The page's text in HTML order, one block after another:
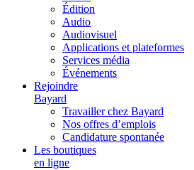
Édition
Audio
Audiovisuel
Applications et plateformes
Services média
Événements
Rejoindre
Bayard
Travailler chez Bayard
Nos offres d’emplois
Candidature spontanée
Les boutiques
en ligne